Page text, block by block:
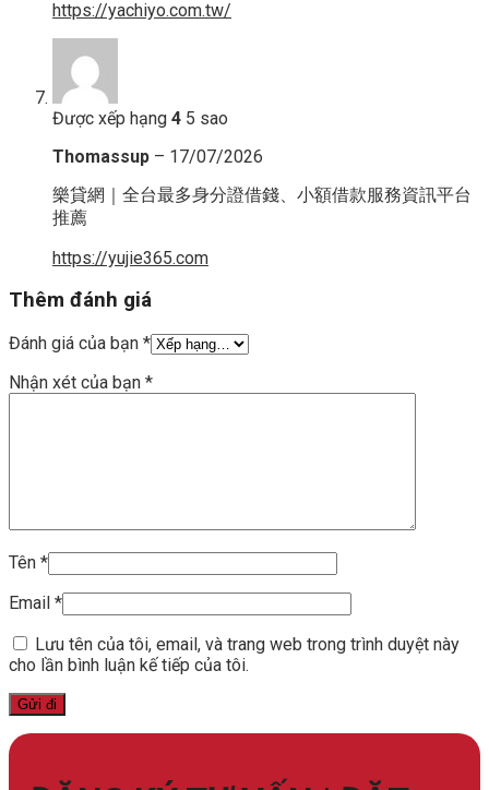
https://yachiyo.com.tw/
Được xếp hạng 4 5 sao
Thomassup – 17/07/2026
樂貸網｜全台最多身分證借錢、小額借款服務資訊平台
推薦
https://yujie365.com
Thêm đánh giá
Đánh giá của bạn *
Nhận xét của bạn *
Tên *
Email *
Lưu tên của tôi, email, và trang web trong trình duyệt này
cho lần bình luận kế tiếp của tôi.